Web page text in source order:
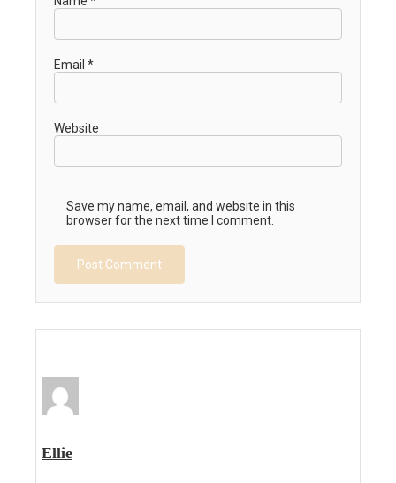
Email *
Website
Save my name, email, and website in this
browser for the next time I comment.
Ellie